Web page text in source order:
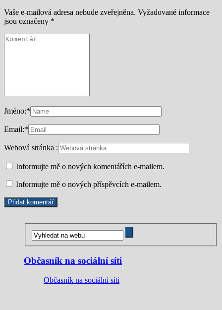
Vaše e-mailová adresa nebude zveřejněna. Vyžadované informace
jsou označeny *
Jméno:*
Email:*
Webová stránka :
Informujte mě o nových komentářích e-mailem.
Informujte mě o nových příspěvcích e-mailem.
Občasník na sociální síti
Občasník na sociální síti